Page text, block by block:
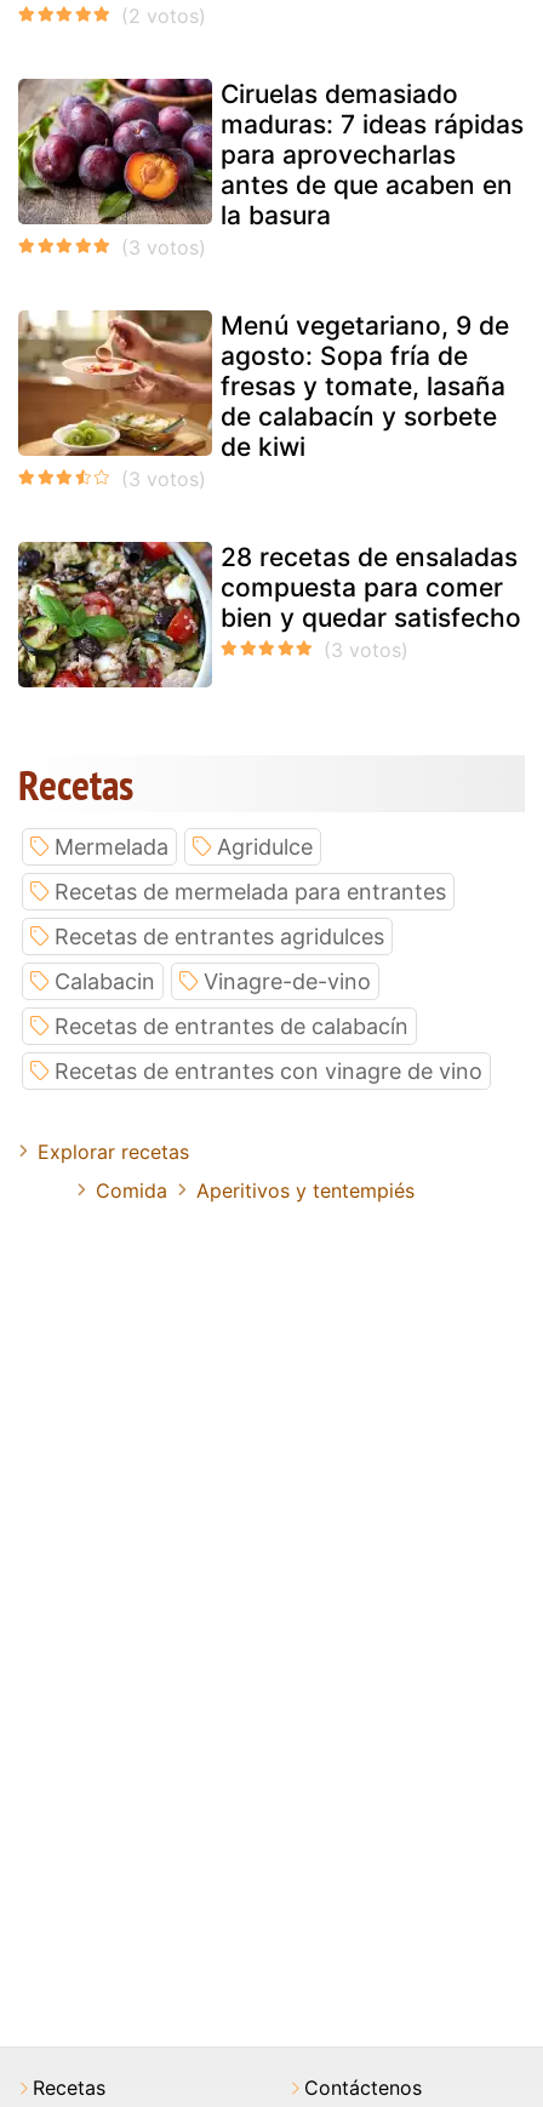
Ciruelas demasiado
maduras: 7 ideas rápidas
para aprovecharlas
antes de que acaben en
la basura
Menú vegetariano, 9 de
agosto: Sopa fría de
fresas y tomate, lasaña
de calabacín y sorbete
de kiwi
28 recetas de ensaladas
compuesta para comer
bien y quedar satisfecho
Recetas
Mermelada
Agridulce
Recetas de mermelada para entrantes
Recetas de entrantes agridulces
Calabacin
Vinagre-de-vino
Recetas de entrantes de calabacín
Recetas de entrantes con vinagre de vino
Explorar recetas
Comida
Aperitivos y tentempiés
Recetas Contáctenos